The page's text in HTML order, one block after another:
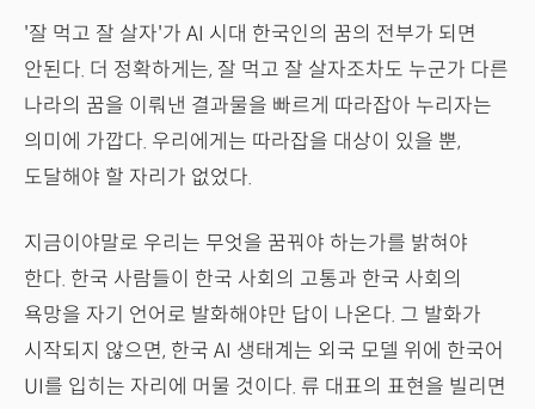
'잘 먹고 잘 살자'가 AI 시대 한국인의 꿈의 전부가 되면
안된다. 더 정확하게는, 잘 먹고 잘 살자조차도 누군가 다른
나라의 꿈을 이뤄낸 결과물을 빠르게 따라잡아 누리자는
의미에 가깝다. 우리에게는 따라잡을 대상이 있을 뿐,
도달해야 할 자리가 없었다.
지금이야말로 우리는 무엇을 꿈꿔야 하는가를 밝혀야
한다. 한국 사람들이 한국 사회의 고통과 한국 사회의
욕망을 자기 언어로 발화해야만 답이 나온다. 그 발화가
시작되지 않으면, 한국 AI 생태계는 외국 모델 위에 한국어
UI를 입히는 자리에 머물 것이다. 류 대표의 표현을 빌리면